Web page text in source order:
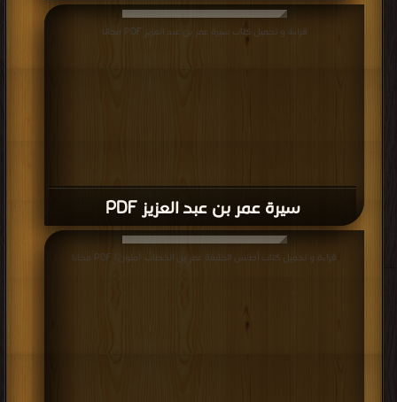
سيرة عمر بن عبد العزيز PDF
قراءة و تحميل كتاب سيرة عمر بن عبد العزيز PDF مجانا
قراءة و تحميل كتاب أطلس الخليفة عمر بن الخطاب (ملون) PDF مجانا